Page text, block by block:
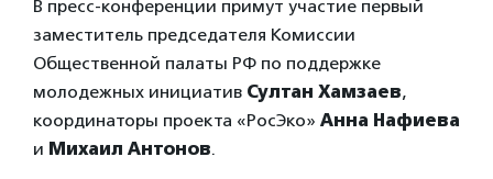
В пресс-конференции примут участие первый
заместитель председателя Комиссии
Общественной палаты РФ по поддержке
молодежных инициатив Султан Хамзаев,
координаторы проекта «РосЭко» Анна Нафиева
и Михаил Антонов.